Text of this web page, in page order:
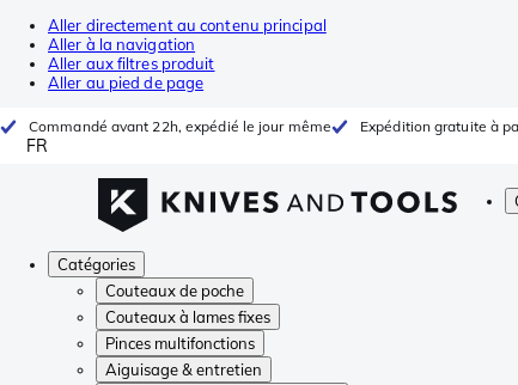
Aller directement au contenu principal
Aller à la navigation
Aller aux filtres produit
Aller au pied de page
Commandé avant 22h, expédié le jour même Expédition gratuite à
FR
Catégories
Couteaux de poche
Couteaux à lames fixes
Pinces multifonctions
Aiguisage & entretien